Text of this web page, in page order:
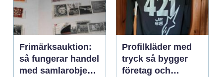
Frimärksauktion:
så fungerar handel
med samlarobjekt i
Profilkläder med
tryck så bygger
företag och